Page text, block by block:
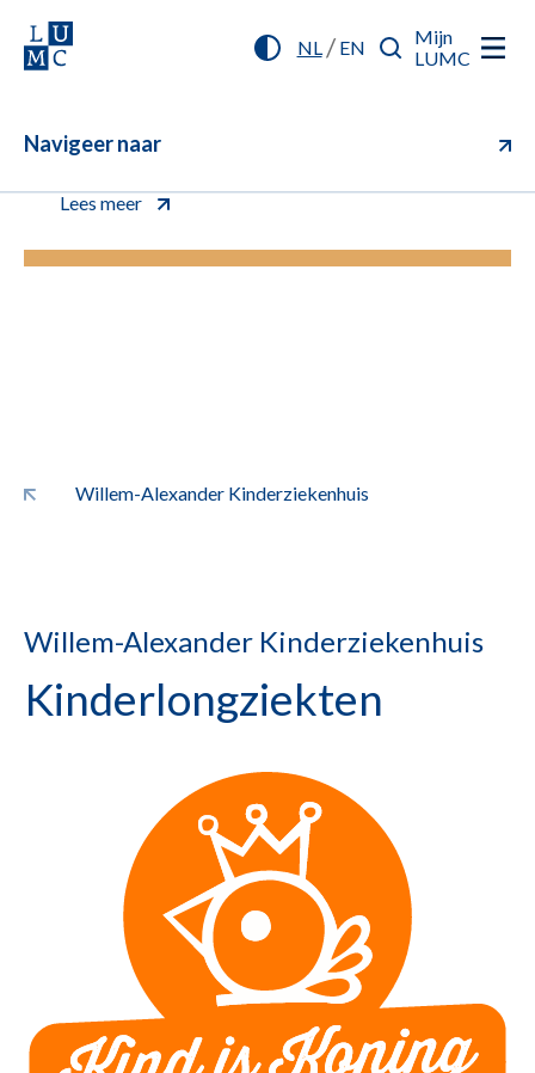
NL/ EN
Mijn
LUMC
Navigeer naar
U kunt vanaf nu online inchecken (aanmelden)
Lees meer
Willem-Alexander Kinderziekenhuis
Willem-Alexander Kinderziekenhuis
Kinderlongziekten